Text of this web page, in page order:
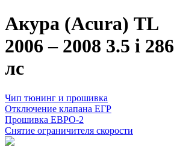
Акура (Acura) TL
2006 – 2008 3.5 i 286
лс
Чип тюнинг и прошивка
Отключение клапана ЕГР
Прошивка ЕВРО-2
Снятие ограничителя скорости